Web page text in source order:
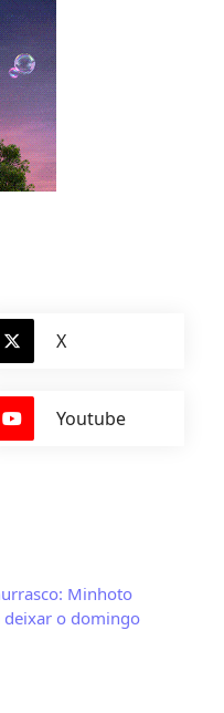
X
Youtube
Minhoto
deixar o domingo